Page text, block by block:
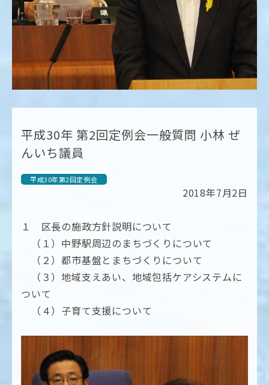
平成30年 第2回定例会一般質問 小林 ぜ
んいち議員
平成30年第2回定例会
2018年7月2日
１ 区長の施政方針説明について
（１）中野駅周辺のまちづくりについて
（２）都市基盤とまちづくりについて
（３）地域支えあい、地域包括ケアシステムに
ついて
（４）子育て支援について